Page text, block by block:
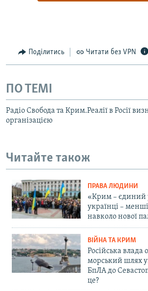
Поділитись Читати без VPN
ПО ТЕМІ
Радіо Свобода та Крим.Реалії в Росії
організацією
Читайте також
ПРАВА ЛЮДИНИ
«Крим – єдиний
українці –
навколо нової
ВІЙНА ТА КРИМ
Російська влада
морський шлях
БпЛА до
це?